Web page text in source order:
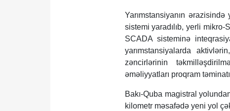
Yarımstansiyanın
sistemi yaradılıb, yerli
SCADA sisteminə
yarımstansiyalarda
zəncirlərinin
əməliyyatları proqram
Bakı-Quba magistral
kilometr məsafədə yeni yol